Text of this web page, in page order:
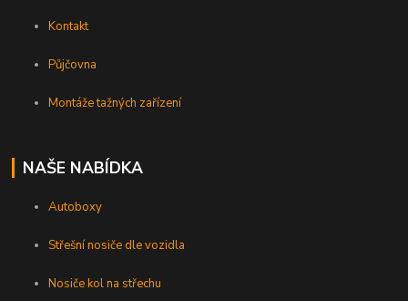
Kontakt
Půjčovna
Montáže tažných zařízení
NAŠE NABÍDKA
Autoboxy
Střešní nosiče dle vozidla
Nosiče kol na střechu